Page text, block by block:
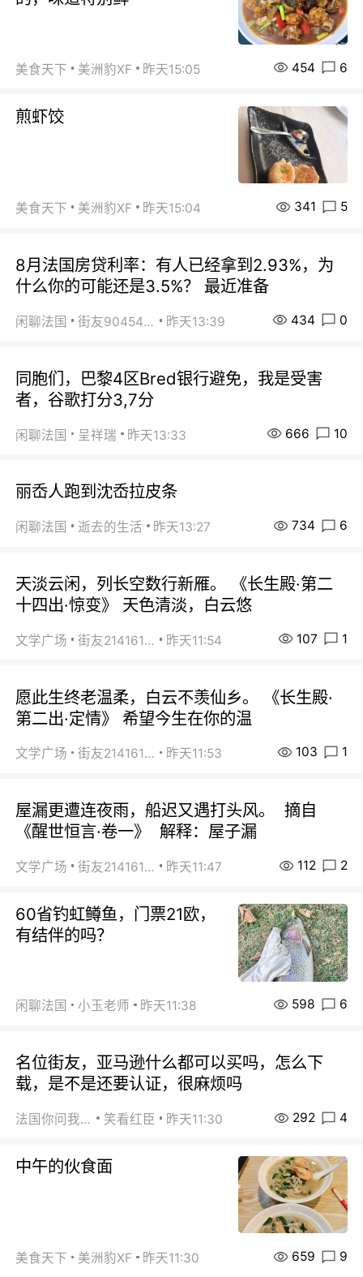
美食天下 美洲豹XF 昨天15:05 454 6
煎虾饺
美食天下 美洲豹XF 昨天15:04 341 5
8月法国房贷利率：有人已经拿到2.93%，为
什么你的可能还是3.5%？ 最近准备
闲聊法国 街友90454511 昨天13:39 434 0
同胞们，巴黎4区Bred银行避免，我是受害
者，谷歌打分3,7分
闲聊法国 呈祥瑞 昨天13:33 666 10
丽岙人跑到沈岙拉皮条
闲聊法国 逝去的生活 昨天13:27 734 6
天淡云闲，列长空数行新雁。 《长生殿·第二
十四出·惊变》 天色清淡，白云悠
文学广场 街友21416156 昨天11:54 107 1
愿此生终老温柔，白云不羡仙乡。 《长生殿·
第二出·定情》 希望今生在你的温
文学广场 街友21416156 昨天11:53 103 1
屋漏更遭连夜雨，船迟又遇打头风。 摘自
《醒世恒言·卷一》 解释：屋子漏
文学广场 街友21416156 昨天11:47 112 2
60省钓虹鳟鱼，门票21欧，
有结伴的吗？
闲聊法国 小玉老师 昨天11:38 598 6
名位街友，亚马逊什么都可以买吗，怎么下
载，是不是还要认证，很麻烦吗
法国你问我答 笑看红臣 昨天11:30 292 4
中午的伙食面
美食天下 美洲豹XF 昨天11:30 659 9